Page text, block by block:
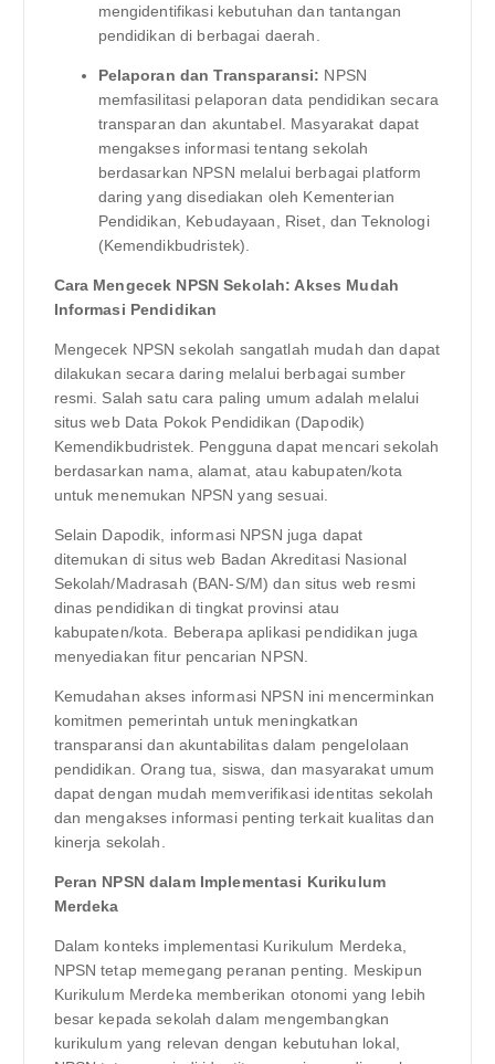
mengidentifikasi kebutuhan dan tantangan
pendidikan di berbagai daerah.
Pelaporan dan Transparansi: NPSN
memfasilitasi pelaporan data pendidikan secara
transparan dan akuntabel. Masyarakat dapat
mengakses informasi tentang sekolah
berdasarkan NPSN melalui berbagai platform
daring yang disediakan oleh Kementerian
Pendidikan, Kebudayaan, Riset, dan Teknologi
(Kemendikbudristek).
Cara Mengecek NPSN Sekolah: Akses Mudah
Informasi Pendidikan
Mengecek NPSN sekolah sangatlah mudah dan dapat
dilakukan secara daring melalui berbagai sumber
resmi. Salah satu cara paling umum adalah melalui
situs web Data Pokok Pendidikan (Dapodik)
Kemendikbudristek. Pengguna dapat mencari sekolah
berdasarkan nama, alamat, atau kabupaten/kota
untuk menemukan NPSN yang sesuai.
Selain Dapodik, informasi NPSN juga dapat
ditemukan di situs web Badan Akreditasi Nasional
Sekolah/Madrasah (BAN-S/M) dan situs web resmi
dinas pendidikan di tingkat provinsi atau
kabupaten/kota. Beberapa aplikasi pendidikan juga
menyediakan fitur pencarian NPSN.
Kemudahan akses informasi NPSN ini mencerminkan
komitmen pemerintah untuk meningkatkan
transparansi dan akuntabilitas dalam pengelolaan
pendidikan. Orang tua, siswa, dan masyarakat umum
dapat dengan mudah memverifikasi identitas sekolah
dan mengakses informasi penting terkait kualitas dan
kinerja sekolah.
Peran NPSN dalam Implementasi Kurikulum
Merdeka
Dalam konteks implementasi Kurikulum Merdeka,
NPSN tetap memegang peranan penting. Meskipun
Kurikulum Merdeka memberikan otonomi yang lebih
besar kepada sekolah dalam mengembangkan
kurikulum yang relevan dengan kebutuhan lokal,